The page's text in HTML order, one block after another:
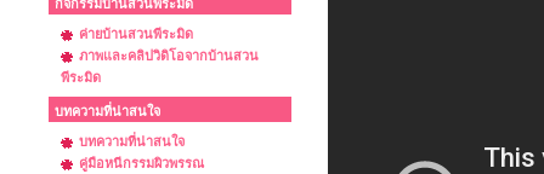
กิจกรรมบ้านสวนพีระมิด
ค่ายบ้านสวนพีระมิด
ภาพและคลิปวิดิโอจากบ้านสวน
พีระมิด
บทความที่น่าสนใจ
บทความที่น่าสนใจ
คู่มือหนีกรรมผิวพรรณ